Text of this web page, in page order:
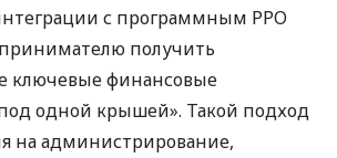
с программным РРО
получить
ключевые финансовые
одной крышей». Такой подход
на администрирование,